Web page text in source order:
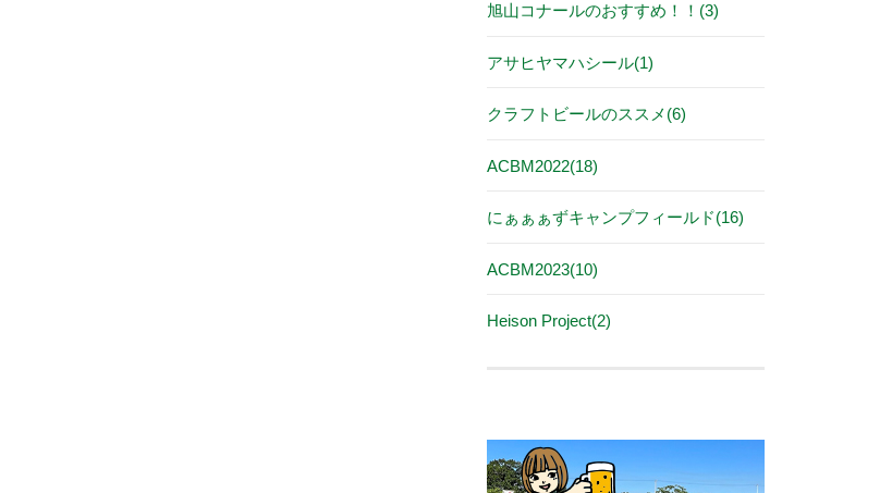
旭山コナールのおすすめ！！(3)
アサヒヤマハシール(1)
クラフトビールのススメ(6)
ACBM2022(18)
にぁぁぁずキャンプフィールド(16)
ACBM2023(10)
Heison Project(2)